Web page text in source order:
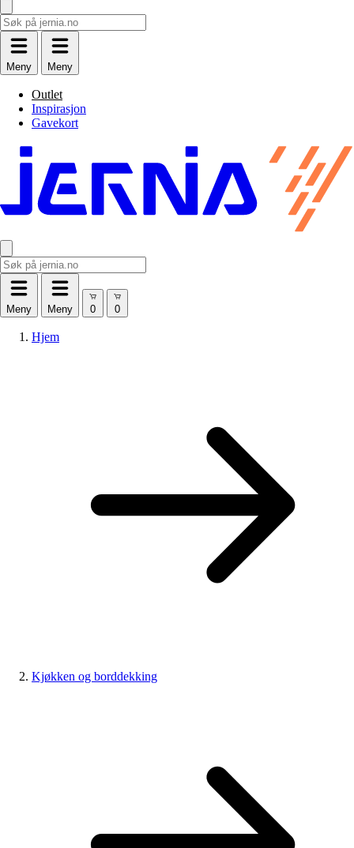
Meny Meny
Outlet
Inspirasjon
Gavekort
Meny Meny
Hjem
Kjøkken og borddekking